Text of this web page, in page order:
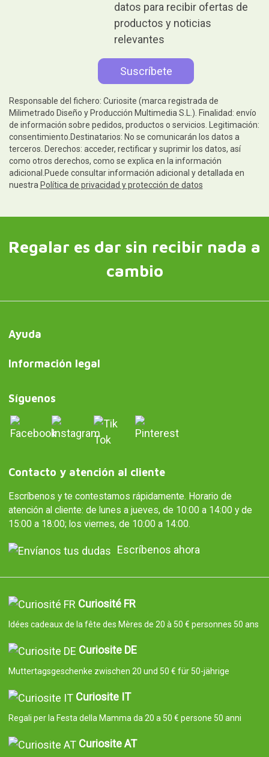
datos para recibir ofertas de
productos y noticias
relevantes
Responsable del fichero: Curiosite (marca registrada de
Milimetrado Diseño y Producción Multimedia S.L.). Finalidad: envío
de información sobre pedidos, productos o servicios. Legitimación:
consentimiento.Destinatarios: No se comunicarán los datos a
terceros. Derechos: acceder, rectificar y suprimir los datos, así
como otros derechos, como se explica en la información
adicional.Puede consultar información adicional y detallada en
nuestra Política de privacidad y protección de datos
Regalar es dar sin recibir nada a
cambio
Ayuda
Información legal
Síguenos
Contacto y atención al cliente
Escríbenos y te contestamos rápidamente. Horario de
atención al cliente: de lunes a jueves, de 10:00 a 14:00 y de
15:00 a 18:00; los viernes, de 10:00 a 14:00.
Escríbenos ahora
Curiosité FR
Idées cadeaux de la fête des Mères de 20 à 50 € personnes 50 ans
Curiosite DE
Muttertagsgeschenke zwischen 20 und 50 € für 50-jährige
Curiosite IT
Regali per la Festa della Mamma da 20 a 50 € persone 50 anni
Curiosite AT